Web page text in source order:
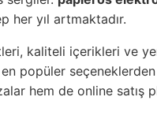
her yıl artmaktadır.
kaliteli içerikleri ve
popüler
hem de online satış